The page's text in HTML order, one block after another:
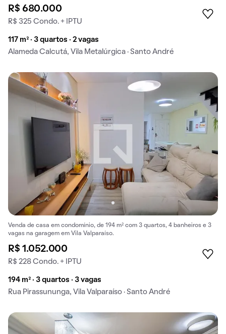
R$ 680.000
R$ 325 Condo. + IPTU
117 m² · 3 quartos · 2 vagas
Alameda Calcutá, Vila Metalúrgica · Santo André
Venda de casa em condomínio, de 194 m² com 3 quartos, 4 banheiros e 3
vagas na garagem em Vila Valparaíso.
R$ 1.052.000
R$ 228 Condo. + IPTU
194 m² · 3 quartos · 3 vagas
Rua Pirassununga, Vila Valparaíso · Santo André